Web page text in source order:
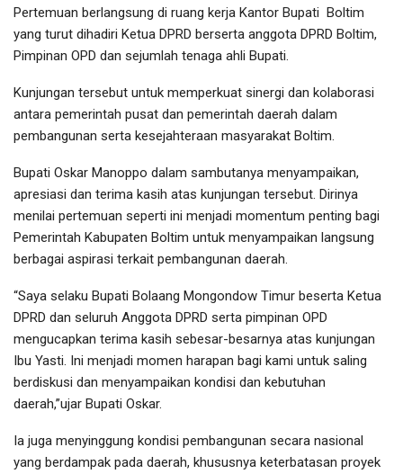
Pertemuan berlangsung di ruang kerja Kantor Bupati Boltim
yang turut dihadiri Ketua DPRD berserta anggota DPRD Boltim,
Pimpinan OPD dan sejumlah tenaga ahli Bupati.
Kunjungan tersebut untuk memperkuat sinergi dan kolaborasi
antara pemerintah pusat dan pemerintah daerah dalam
pembangunan serta kesejahteraan masyarakat Boltim.
Bupati Oskar Manoppo dalam sambutanya menyampaikan,
apresiasi dan terima kasih atas kunjungan tersebut. Dirinya
menilai pertemuan seperti ini menjadi momentum penting bagi
Pemerintah Kabupaten Boltim untuk menyampaikan langsung
berbagai aspirasi terkait pembangunan daerah.
“Saya selaku Bupati Bolaang Mongondow Timur beserta Ketua
DPRD dan seluruh Anggota DPRD serta pimpinan OPD
mengucapkan terima kasih sebesar-besarnya atas kunjungan
Ibu Yasti. Ini menjadi momen harapan bagi kami untuk saling
berdiskusi dan menyampaikan kondisi dan kebutuhan
daerah,”ujar Bupati Oskar.
Ia juga menyinggung kondisi pembangunan secara nasional
yang berdampak pada daerah, khususnya keterbatasan proyek